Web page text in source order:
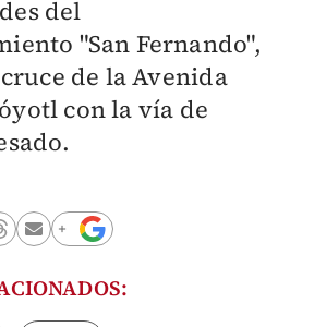
del
"San Fernando",
de la Avenida
con la vía de